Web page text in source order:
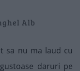
Alb
sa nu ma laud cu
daruri pe